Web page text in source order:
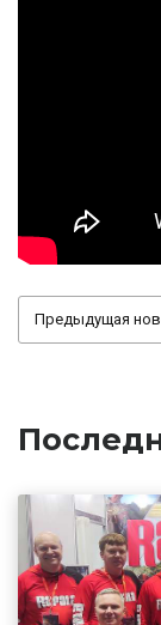
Предыдущая